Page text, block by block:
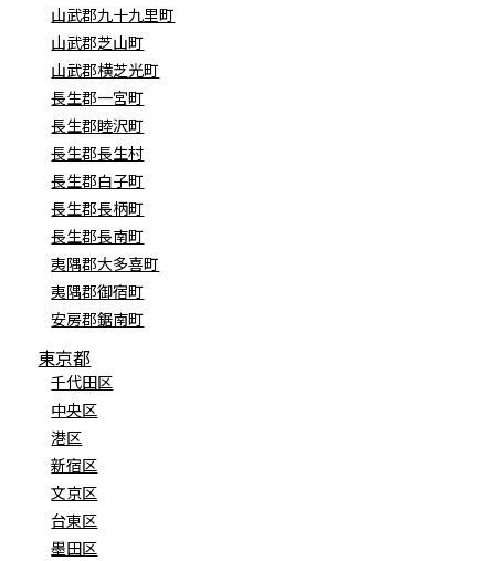
山武郡九十九里町
山武郡芝山町
山武郡横芝光町
長生郡一宮町
長生郡睦沢町
長生郡長生村
長生郡白子町
長生郡長柄町
長生郡長南町
夷隅郡大多喜町
夷隅郡御宿町
安房郡鋸南町
東京都
千代田区
中央区
港区
新宿区
文京区
台東区
墨田区